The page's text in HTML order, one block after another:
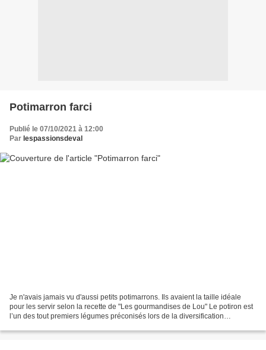
Potimarron farci
Publié le 07/10/2021 à 12:00
Par lespassionsdeval
Je n'avais jamais vu d'aussi petits potimarrons. Ils avaient la taille idéale
pour les servir selon la recette de "Les gourmandises de Lou" Le potiron est
l’un des tout premiers légumes préconisés lors de la diversification